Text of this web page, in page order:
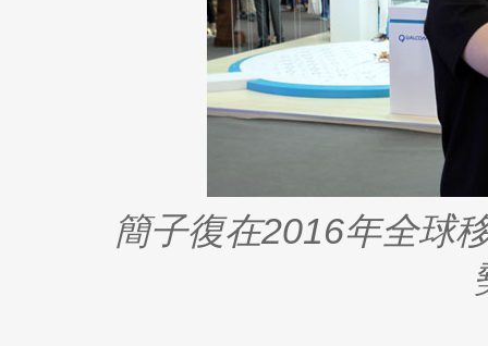
簡子復在2016年全球